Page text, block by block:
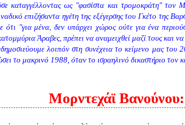
καταγγέλλοντας ως "φασίστα και τρομοκράτη" τον
επιζήσαντα ηγέτη της εξέγερσης του Γκέτο της
"για μένα, δεν υπάρχει χώρος ούτε για ένα
Άραβες, πρέπει να αναμειχθεί μαζί τους
λοιπόν στη συνέχεια το κείμενο μας
το μακρινό 1988, όταν το ισραηλινό δικαστήριο
Μορντεχάϊ